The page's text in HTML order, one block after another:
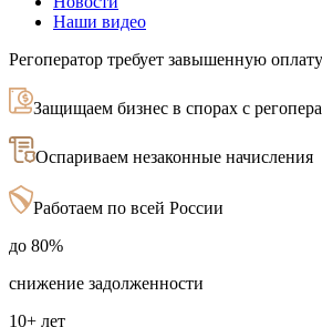
Наши видео
Регоператор требует завышенную
Защищаем бизнес в спорах с
Оспариваем незаконные начисления
Работаем по всей России
до 80%
снижение задолженности
10+ лет